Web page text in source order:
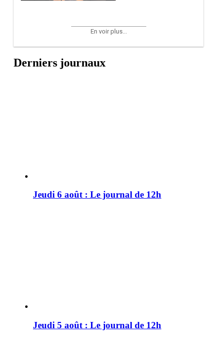
En voir plus...
Derniers journaux
Jeudi 6 août : Le journal de 12h
Jeudi 5 août : Le journal de 12h